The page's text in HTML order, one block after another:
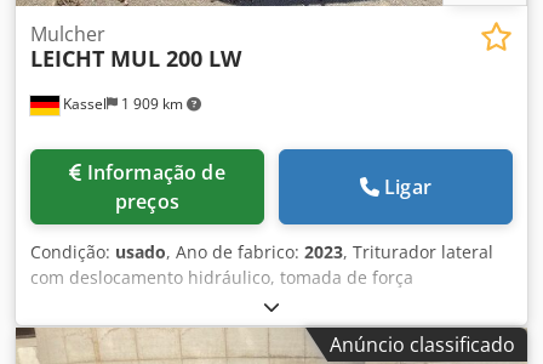
Kassel 1 909 km
Mulcher
LEICHT MUL 200 LW
preços
Ligar
Condição: usado, Ano de fabrico: 2023, Triturador lateral
com deslocamento hidráulico, tomada de força
Walterscheid sem embreagem / Csdpfxst Hd T Eo Ag Ssrf
Anúncio classificado